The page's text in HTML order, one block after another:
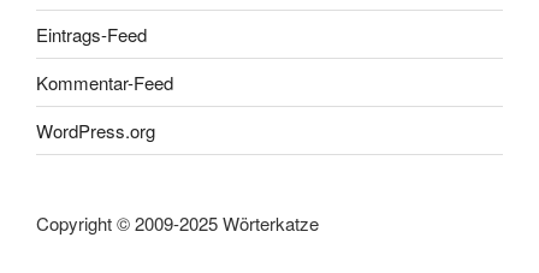
Eintrags-Feed
Kommentar-Feed
WordPress.org
Copyright © 2009-2025 Wörterkatze